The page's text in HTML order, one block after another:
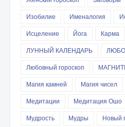
Изобилие
Именалогия
Исцеление
Йога Карма
ЛУННЫЙ КАЛЕНДАРЬ
Любовный гороскоп
Магия камней
Магия чисел
Медитации
Медитация Ошо
Мудрость
Мудры Новый